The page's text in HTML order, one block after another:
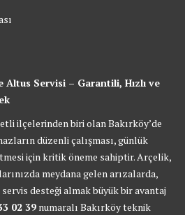
Altus Servisi – Garantili, Hızlı ve
ilçelerinden biri olan Bakırköy’de
düzenli çalışması, günlük
için kritik öneme sahiptir. Arçelik,
meydana gelen arızalarda,
desteği almak büyük bir avantaj
02 39 numaralı Bakırköy teknik